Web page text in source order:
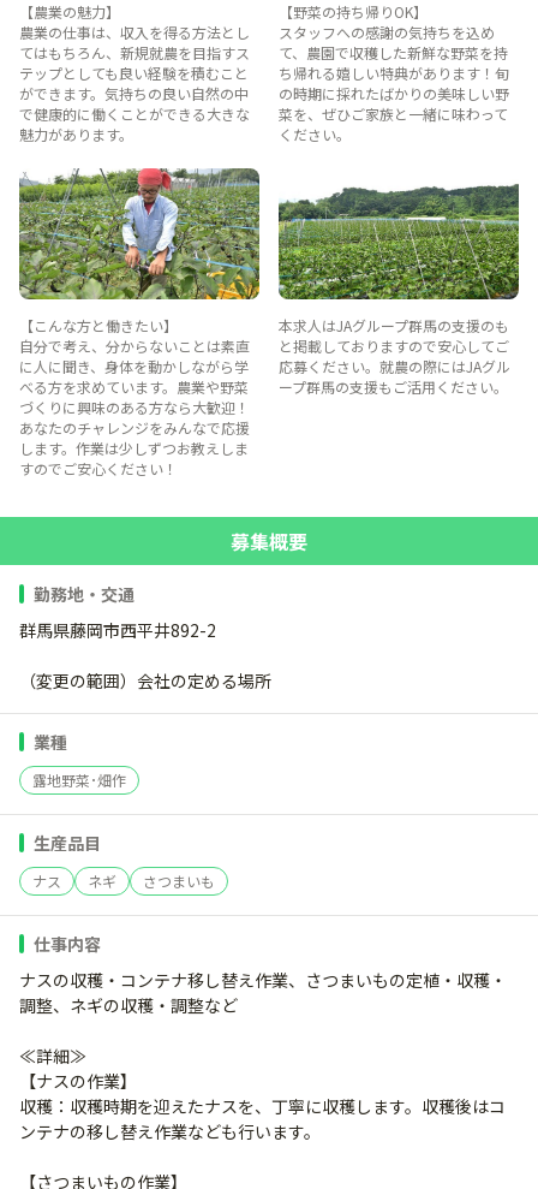
【農業の魅力】
農業の仕事は、収入を得る方法とし
てはもちろん、新規就農を目指すス
テップとしても良い経験を積むこと
ができます。気持ちの良い自然の中
で健康的に働くことができる大きな
魅力があります。
【野菜の持ち帰りOK】
スタッフへの感謝の気持ちを込め
て、農園で収穫した新鮮な野菜を持
ち帰れる嬉しい特典があります！旬
の時期に採れたばかりの美味しい野
菜を、ぜひご家族と一緒に味わって
ください。
【こんな方と働きたい】
自分で考え、分からないことは素直
に人に聞き、身体を動かしながら学
べる方を求めています。農業や野菜
づくりに興味のある方なら大歓迎！
あなたのチャレンジをみんなで応援
します。作業は少しずつお教えしま
すのでご安心ください！
本求人はJAグループ群馬の支援のも
と掲載しておりますので安心してご
応募ください。就農の際にはJAグル
ープ群馬の支援もご活用ください。
募集概要
勤務地・交通
群馬県藤岡市西平井892-2
（変更の範囲）会社の定める場所
業種
露地野菜･畑作
生産品目
ナス ネギ さつまいも
仕事内容
ナスの収穫・コンテナ移し替え作業、さつまいもの定植・収穫・
調整、ネギの収穫・調整など
≪詳細≫
【ナスの作業】
収穫：収穫時期を迎えたナスを、丁寧に収穫します。収穫後はコ
ンテナの移し替え作業なども行います。
【さつまいもの作業】